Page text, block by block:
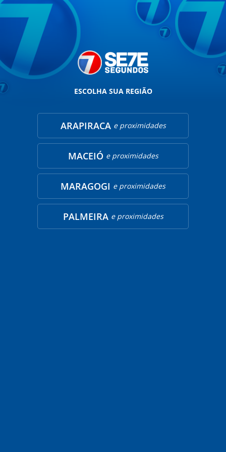
ESCOLHA SUA REGIÃO
ARAPIRACA e proximidades
MACEIÓ e proximidades
MARAGOGI e proximidades
PALMEIRA e proximidades